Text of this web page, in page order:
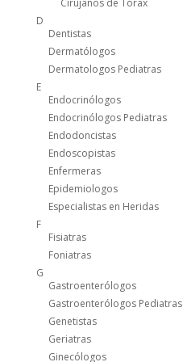
Cirujanos de Tórax
D
Dentistas
Dermatólogos
Dermatologos Pediatras
E
Endocrinólogos
Endocrinólogos Pediatras
Endodoncistas
Endoscopistas
Enfermeras
Epidemiologos
Especialistas en Heridas
F
Fisiatras
Foniatras
G
Gastroenterólogos
Gastroenterólogos Pediatras
Genetistas
Geriatras
Ginecólogos